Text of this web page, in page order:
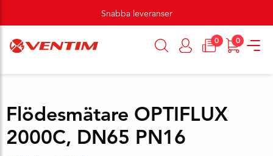
Snabba leveranser
0 0
Flödesmätare OPTIFLUX
2000C, DN65 PN16